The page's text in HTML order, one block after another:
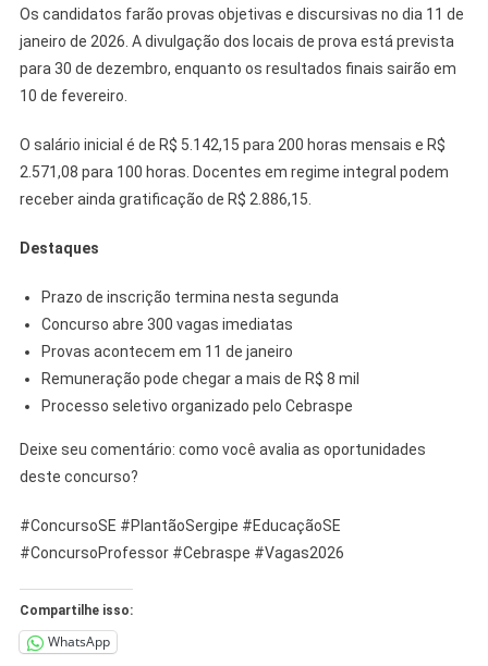
Os candidatos farão provas objetivas e discursivas no dia 11 de
janeiro de 2026. A divulgação dos locais de prova está prevista
para 30 de dezembro, enquanto os resultados finais sairão em
10 de fevereiro.
O salário inicial é de R$ 5.142,15 para 200 horas mensais e R$
2.571,08 para 100 horas. Docentes em regime integral podem
receber ainda gratificação de R$ 2.886,15.
Destaques
Prazo de inscrição termina nesta segunda
Concurso abre 300 vagas imediatas
Provas acontecem em 11 de janeiro
Remuneração pode chegar a mais de R$ 8 mil
Processo seletivo organizado pelo Cebraspe
Deixe seu comentário: como você avalia as oportunidades
deste concurso?
#ConcursoSE #PlantãoSergipe #EducaçãoSE
#ConcursoProfessor #Cebraspe #Vagas2026
Compartilhe isso:
WhatsApp